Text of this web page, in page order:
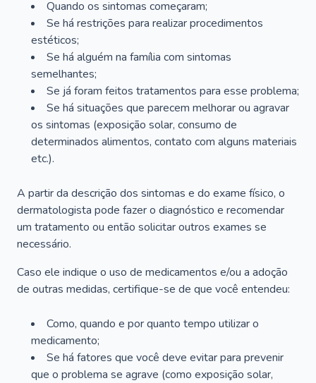
Quando os sintomas começaram;
Se há restrições para realizar procedimentos
estéticos;
Se há alguém na família com sintomas
semelhantes;
Se já foram feitos tratamentos para esse problema;
Se há situações que parecem melhorar ou agravar
os sintomas (exposição solar, consumo de
determinados alimentos, contato com alguns materiais
etc.).
A partir da descrição dos sintomas e do exame físico, o
dermatologista pode fazer o diagnóstico e recomendar
um tratamento ou então solicitar outros exames se
necessário.
Caso ele indique o uso de medicamentos e/ou a adoção
de outras medidas, certifique-se de que você entendeu:
Como, quando e por quanto tempo utilizar o
medicamento;
Se há fatores que você deve evitar para prevenir
que o problema se agrave (como exposição solar,